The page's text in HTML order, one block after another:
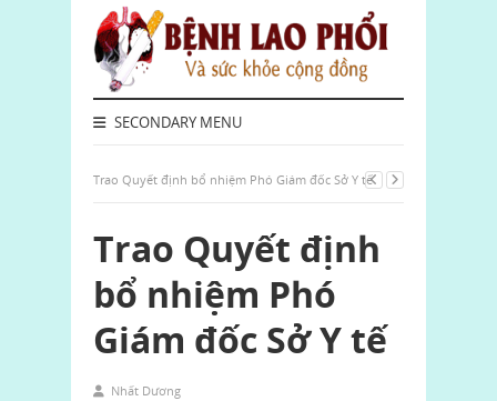
SECONDARY MENU
Trao Quyết định bổ nhiệm Phó Giám đốc Sở Y tế
Trao Quyết định
bổ nhiệm Phó
Giám đốc Sở Y tế
Nhất Dương